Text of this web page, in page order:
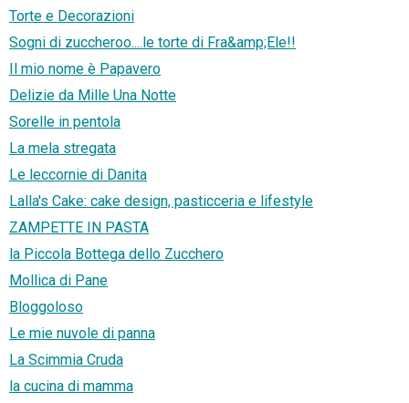
Torte e Decorazioni
Sogni di zuccheroo....le torte di Fra&amp;Ele!!
Il mio nome è Papavero
Delizie da Mille Una Notte
Sorelle in pentola
La mela stregata
Le leccornie di Danita
Lalla's Cake: cake design, pasticceria e lifestyle
ZAMPETTE IN PASTA
la Piccola Bottega dello Zucchero
Mollica di Pane
Bloggoloso
Le mie nuvole di panna
La Scimmia Cruda
la cucina di mamma